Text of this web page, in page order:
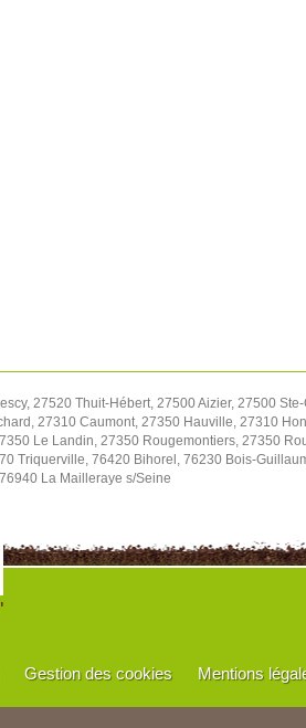
27520 Thuit-Hébert, 27500 Aizier, 27500
27310 Caumont, 27350 Hauville, 27310
Le Landin, 27350 Rougemontiers, 27350
Triquerville, 76420 Bihorel, 76230 Bois-
La Mailleraye s/Seine
Gestion des cookies Mentions